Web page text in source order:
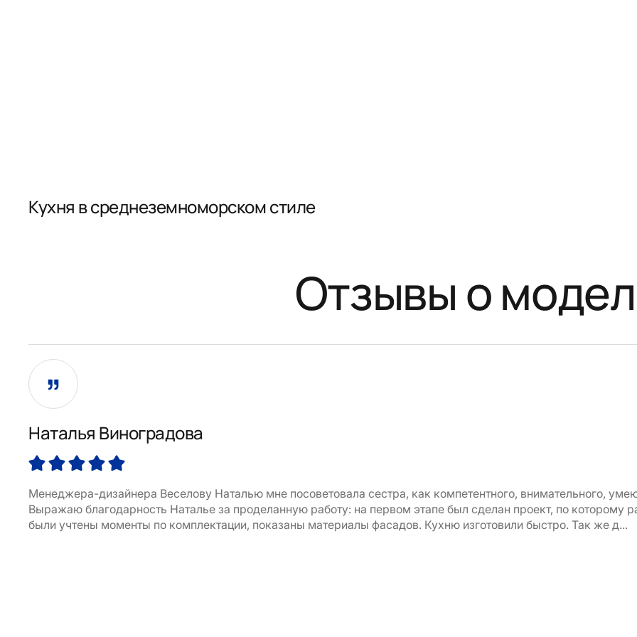
Кухня в среднеземноморском стиле
Отзывы о
Наталья Виноградова
Менеджера-дизайнера Веселову Наталью мне посоветовала сестра, как компетентного, внимательного,
Выражаю благодарность Наталье за проделанную работу: на первом этапе был сделан проект, по которому
были учтены моменты по комплектации, показаны материалы фасадов. Кухню изготовили быстро. Так же д...